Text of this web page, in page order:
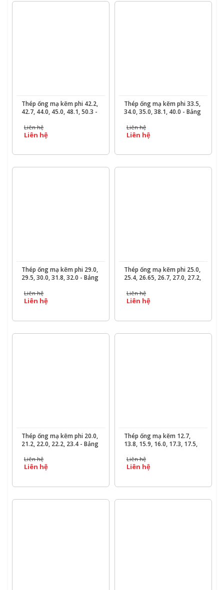
Thép ống mạ kẽm phi 42.2,
42.7, 44.0, 45.0, 48.1, 50.3 -
& báo giá chi tiết - Ống
Thép 190
Liên hệ
Liên hệ
Thép ống mạ kẽm phi 33.5,
34.0, 35.0, 38.1, 40.0 - Bảng
báo giá chi tiết - Ống Thép
190
Liên hệ
Liên hệ
Thép ống mạ kẽm phi 29.0,
29.5, 30.0, 31.8, 32.0 - Bảng
báo giá chi tiết - Ống Thép
190
Liên hệ
Liên hệ
Thép ống mạ kẽm phi 25.0,
25.4, 26.65, 26.7, 27.0, 27.2,
Trọng Lượng & Báo Giá chi
tiết - Ống Thép 190
Liên hệ
Liên hệ
Thép ống mạ kẽm phi 20.0,
21.2, 22.0, 22.2, 23.4 - Bảng
báo giá chi tiết - Ống Thép
190
Liên hệ
Liên hệ
Thép ống mạ kẽm 12.7,
13.8, 15.9, 16.0, 17.3, 17.5,
Trọng Lượng & Báo Giá
Ống Thép Mạ Kẽm - Ống
Liên hệ
Liên hệ